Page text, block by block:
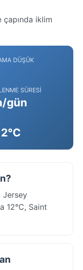
iklim
DÜŞÜK
SÜRESI
gün
Jersey
12°C, Saint